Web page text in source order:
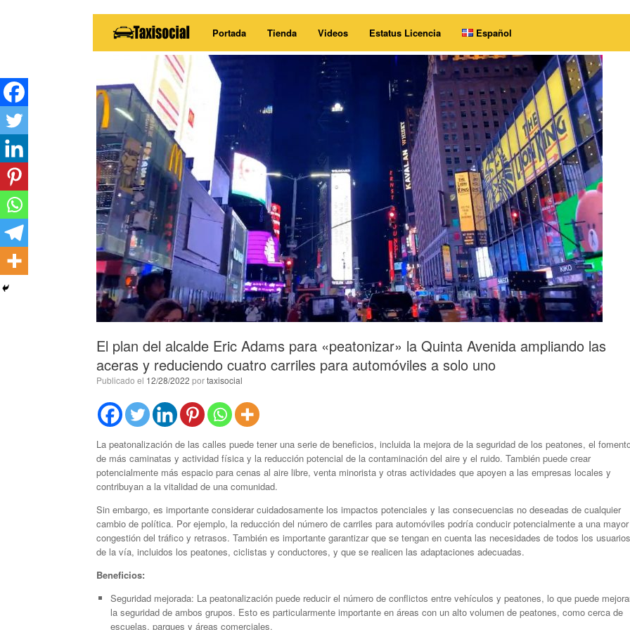
Portada Tienda Videos Estatus Licencia Español
El plan del alcalde Eric Adams para «peatonizar» la Quinta Avenida ampliando las
aceras y reduciendo cuatro carriles para automóviles a solo uno
Publicado el 12/28/2022 portaxisocial
La peatonalización de las calles puede tener una serie de beneficios, incluida la mejora de la seguridad de los peatones, el
de más caminatas y actividad física y la reducción potencial de la contaminación del aire y el ruido. También puede crear
potencialmente más espacio para cenas al aire libre, venta minorista y otras actividades que apoyen a las empresas locales y
contribuyan a la vitalidad de una comunidad.
Sin embargo, es importante considerar cuidadosamente los impactos potenciales y las consecuencias no deseadas de cualquier
cambio de política. Por ejemplo, la reducción del número de carriles para automóviles podría conducir potencialmente a una mayor
congestión del tráfico y retrasos. También es importante garantizar que se tengan en cuenta las necesidades de todos los usuarios
de la vía, incluidos los peatones, ciclistas y conductores, y que se realicen las adaptaciones adecuadas.
Beneficios:
Seguridad mejorada: La peatonalización puede reducir el número de conflictos entre vehículos y peatones, lo que puede
la seguridad de ambos grupos. Esto es particularmente importante en áreas con un alto volumen de peatones, como cerca de
escuelas, parques y áreas comerciales.